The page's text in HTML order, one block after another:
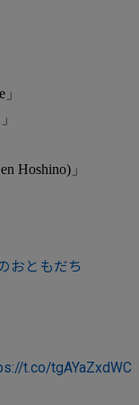
Hoshino)」
おともだち
t.co/tgAYaZxdWC